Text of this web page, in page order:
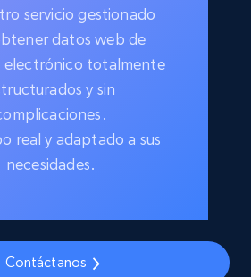
servicio gestionado
datos web de
electrónico totalmente
y sin
real y adaptado a sus
necesidades.
Contáctanos